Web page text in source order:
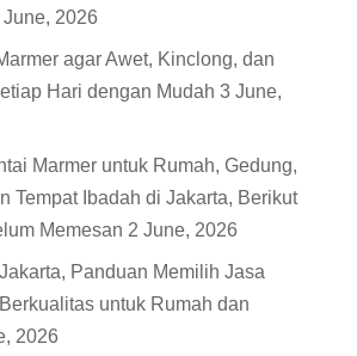
June, 2026
agar Awet, Kinclong, dan
Hari dengan Mudah 3 June,
Marmer untuk Rumah, Gedung,
Tempat Ibadah di Jakarta, Berikut
Memesan 2 June, 2026
Panduan Memilih Jasa
untuk Rumah dan
2026